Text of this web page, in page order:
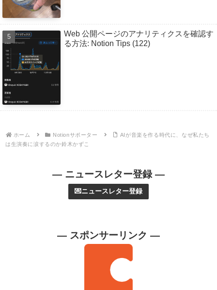
Web 公開ページのアナリティクスを確認す
る方法: Notion Tips (122)
ホーム Notionサポーター
AIが音楽を作る時代に、なぜ私たち
は生演奏に涙するのか鈴木かずこ
— ニュースレター登録 —
💌ニュースレター登録
— スポンサーリンク —